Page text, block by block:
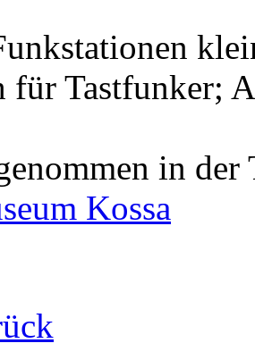
für Tastfunker;
in
Kossa